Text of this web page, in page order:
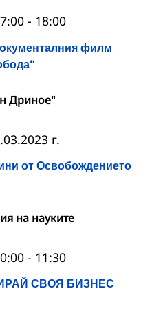
филм
- 18:00
Дриное"
от Освобождението
г.
на науките
СВОЯ БИЗНЕС
- 11:30